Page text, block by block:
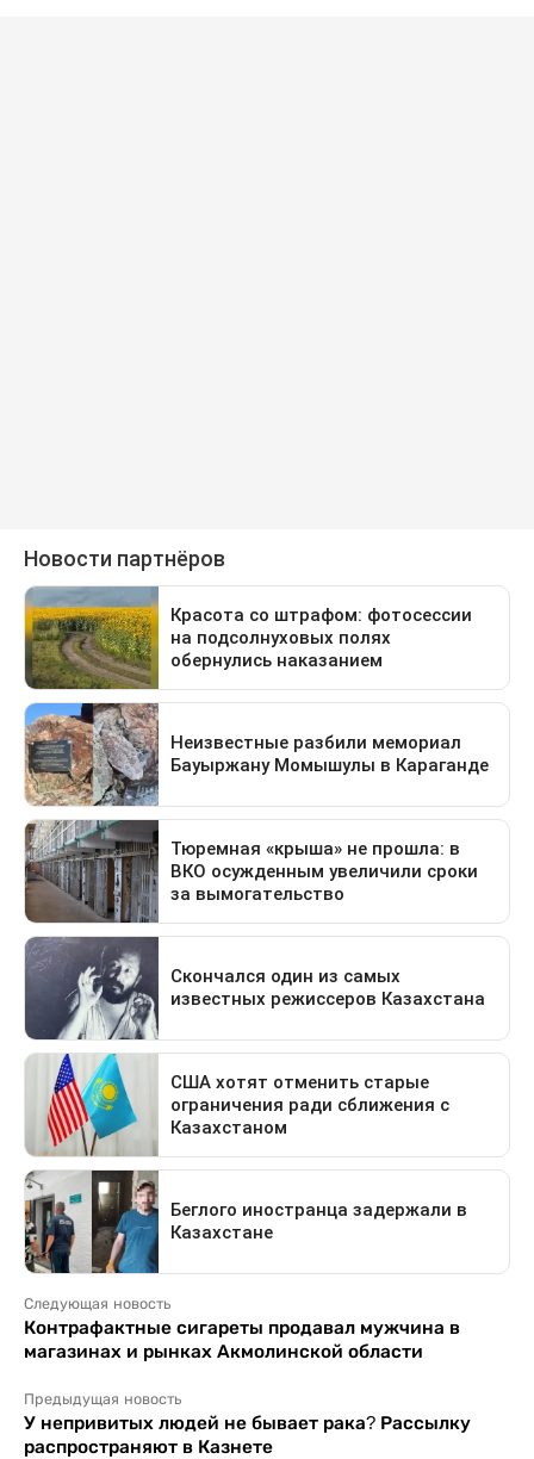
Следующая новость
Контрафактные сигареты продавал мужчина в
магазинах и рынках Акмолинской области
Предыдущая новость
У непривитых людей не бывает рака? Рассылку
распространяют в Казнете